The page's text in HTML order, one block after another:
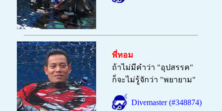
พี่ทอม
ถ้าไม่มีคำว่า "อุปสรรค"
ก็จะไม่รู้จักว่า "พยายาม"
Divemaster (#348874)